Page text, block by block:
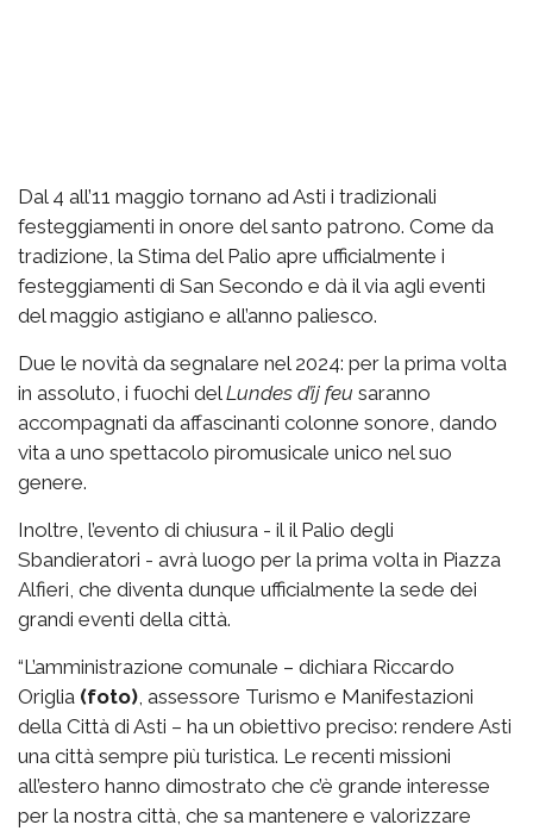
Dal 4 all’11 maggio tornano ad Asti i tradizionali
festeggiamenti in onore del santo patrono. Come da
tradizione, la Stima del Palio apre ufficialmente i
festeggiamenti di San Secondo e dà il via agli eventi
del maggio astigiano e all’anno paliesco.
Due le novità da segnalare nel 2024: per la prima volta
in assoluto, i fuochi delLundes d’ij feu saranno
accompagnati da affascinanti colonne sonore, dando
vita a uno spettacolo piromusicale unico nel suo
genere.
Inoltre, l’evento di chiusura - il il Palio degli
Sbandieratori - avrà luogo per la prima volta in Piazza
Alfieri, che diventa dunque ufficialmente la sede dei
grandi eventi della città.
“L’amministrazione comunale – dichiara Riccardo
Origlia (foto), assessore Turismo e Manifestazioni
della Città di Asti – ha un obiettivo preciso: rendere Asti
una città sempre più turistica. Le recenti missioni
all’estero hanno dimostrato che c’è grande interesse
per la nostra città, che sa mantenere e valorizzare